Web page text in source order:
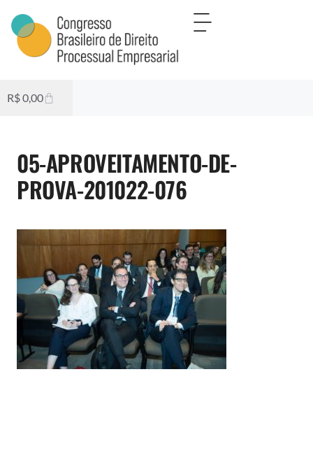
R$0,00
05-APROVEITAMENTO-DE-
PROVA-201022-076